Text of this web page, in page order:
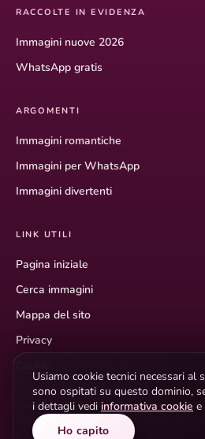
RACCOLTE IN EVIDENZA
Immagini nuove 2026
WhatsApp gratis
ARGOMENTI
Immagini romantiche
Immagini per WhatsApp
Immagini divertenti
LINK UTILI
Pagina iniziale
Cerca immagini
Mappa del sito
Privacy
I testi descrittivi hanno scopo informativo. I
Instagram) appartengono ai rispettivi titolari
Usiamo cookie tecnici necessari al
sono ospitati su questo dominio,
i dettagli vedi informativa cookie e
Ho capito